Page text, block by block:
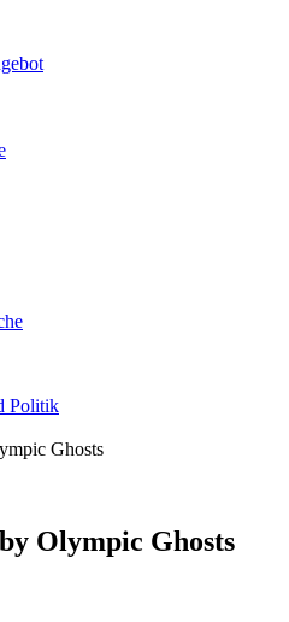
Politik
Ghosts
Olympic Ghosts